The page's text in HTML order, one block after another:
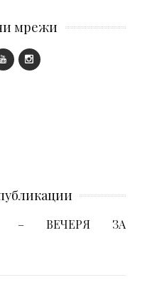
мрежи
– ВЕЧЕРЯ ЗА